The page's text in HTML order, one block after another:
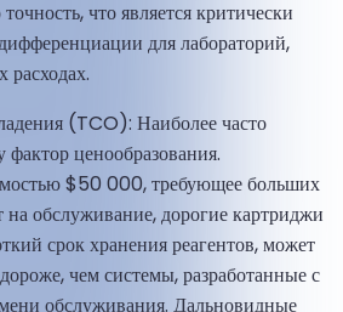
что является критически
для лабораторий,
расходах.
(TCO): Наиболее часто
ценообразования.
$50 000, требующее больших
на обслуживание, дорогие картриджи
срок хранения реагентов, может
чем системы, разработанные с
обслуживания. Дальновидные